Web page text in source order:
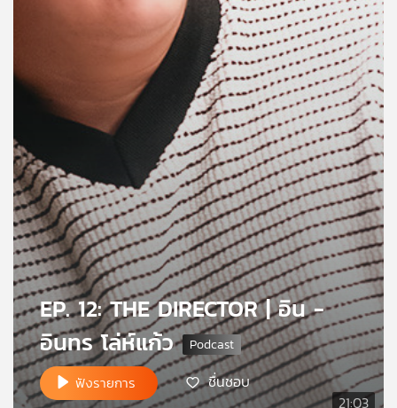
บทความ
ข่าว
กิจกรรม
เกี่ยว
กับ
เรา
เครือ
ข่าย
วิทยุ
ไทย
พี
บี
21:03
EP. 12: THE DIRECTOR | อิน -
อินทร โล่ห์แก้ว
ฟังรายการ ชื่นชอบ